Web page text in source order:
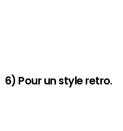
6) Pour un style retro.